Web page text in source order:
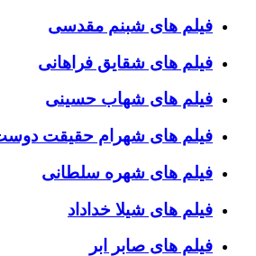
فیلم های شبنم مقدسی
فیلم های شقایق فراهانی
فیلم های شهاب حسینی
فیلم های شهرام حقیقت
فیلم های شهره سلطانی
فیلم های شیلا خداداد
فیلم های صابر ابر